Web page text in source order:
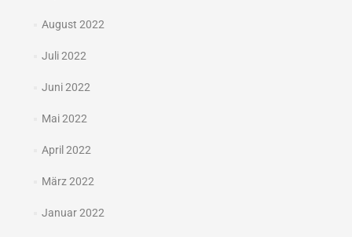
August 2022
Juli 2022
Juni 2022
Mai 2022
April 2022
März 2022
Januar 2022